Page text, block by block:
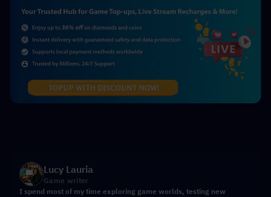
Lucy Lauria
Game writer
I spend most of my time exploring game worlds, testing new